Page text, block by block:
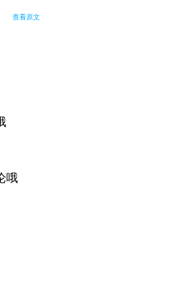
查看原文
哦